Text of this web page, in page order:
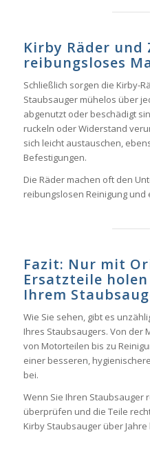
Kirby Räder und
reibungsloses
Schließlich sorgen die Kirby-
Staubsauger mühelos über
abgenutzt oder beschädigt
ruckeln oder Widerstand
sich leicht austauschen,
Befestigungen.
Die Räder machen oft den
reibungslosen Reinigung und
Fazit: Nur mit
Ersatzteile holen
Ihrem
Wie Sie sehen, gibt es
Ihres Staubsaugers. Von der
von Motorteilen bis zu
einer besseren,
bei.
Wenn Sie Ihren Staubsauger
überprüfen und die Teile
Kirby Staubsauger über